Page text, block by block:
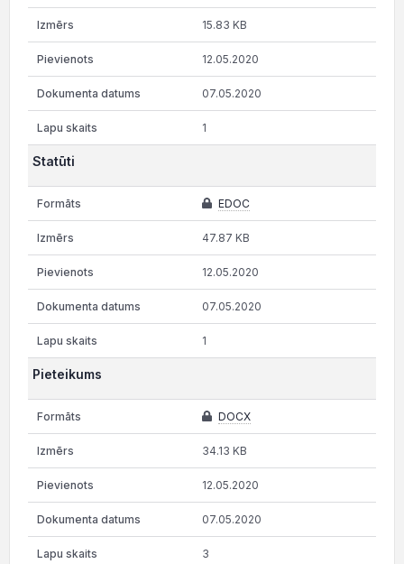
15.83 KB
12.05.2020
07.05.2020
1
Statūti
EDOC
47.87 KB
12.05.2020
07.05.2020
1
Pieteikums
DOCX
34.13 KB
12.05.2020
07.05.2020
3